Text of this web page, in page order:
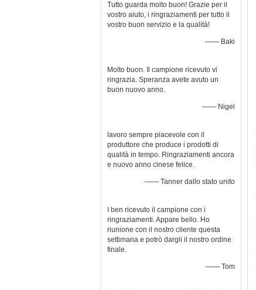
Tutto guarda molto buon! Grazie per il
vostro aiuto, i ringraziamenti per tutto il
vostro buon servizio e la qualità!
—— Baki
Molto buon. Il campione ricevuto vi
ringrazia. Speranza avete avuto un
buon nuovo anno.
—— Nigel
lavoro sempre piacevole con il
produttore che produce i prodotti di
qualità in tempo. Ringraziamenti ancora
e nuovo anno cinese felice.
—— Tanner dallo stato unito
I ben ricevuto il campione con i
ringraziamenti. Appare bello. Ho
riunione con il nostro cliente questa
settimana e potrò dargli il nostro ordine
finale.
—— Tom